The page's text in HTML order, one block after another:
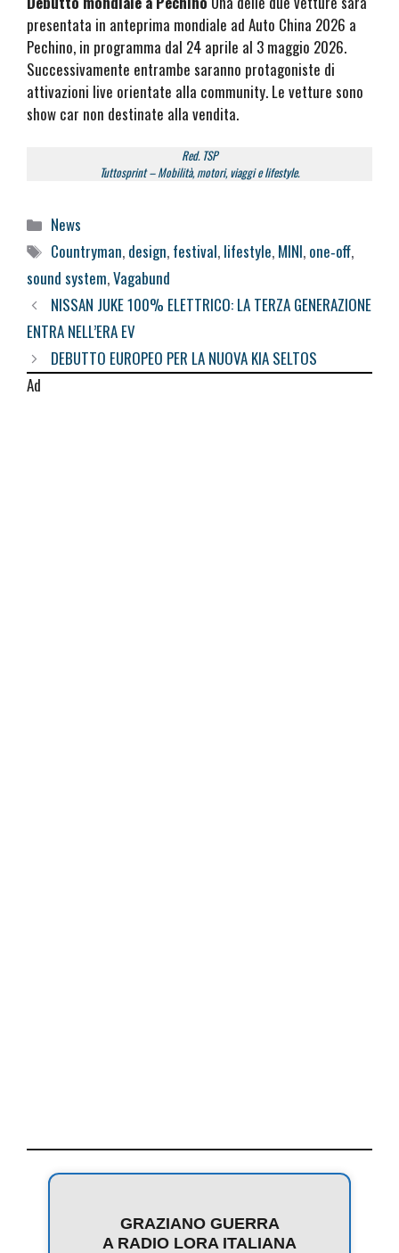
presentata in anteprima mondiale ad Auto China 2026 a
Pechino, in programma dal 24 aprile al 3 maggio 2026.
Successivamente entrambe saranno protagoniste di
attivazioni live orientate alla community. Le vetture sono
show car non destinate alla vendita.
Red. TSP
Tuttosprint – Mobilità, motori, viaggi e lifestyle.
Categorie
News
Tag
Countryman, design, festival, lifestyle, MINI, one‑off,
sound system,Vagabund
NISSAN JUKE 100% ELETTRICO: LA TERZA GENERAZIONE
ENTRA NELL’ERA EV
DEBUTTO EUROPEO PER LA NUOVA KIA SELTOS
Ad
GRAZIANO GUERRA
A RADIO LORA ITALIANA